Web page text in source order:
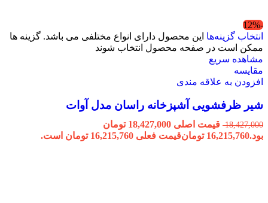
-12%
انتخاب گزینه‌ها این محصول دارای انواع مختلفی می باشد. گزینه ها
ممکن است در صفحه محصول انتخاب شوند
مشاهده سریع
مقایسه
افزودن به علاقه مندی
شیر ظرفشویی آشپزخانه راسان مدل آوات
18,427,000
قیمت اصلی 18,427,000 تومان
بود.16,215,760 تومانقیمت فعلی 16,215,760 تومان است.